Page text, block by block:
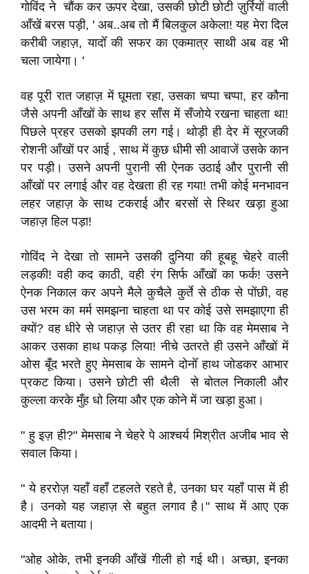
गोविंद ने चौंक कर ऊपर देखा, उसकी छोटी छोटी ज़ुर्रियों वाली
आँखें बरस पड़ी, ' अब..अब तो मैं बिलकुल अकेला! यह मेरा दिल
करीबी जहाज़, यादोँ की सफर का एकमात्र साथी अब वह भी
चला जायेगा। '
वह पूरी रात जहाज़ में घूमता रहा, उसका चप्पा चप्पा, हर कौना
जैसे अपनी आँखों के साथ हर साँस में सँजोये रखना चाहता था!
पिछले प्रहर उसको झपकी लग गई। थोड़ी ही देर में सूरजकी
रोशनी आँखों पर आई , साथ में कुछ धीमी सी आवाजें उसके कान
पर पड़ी। उसने अपनी पुरानी सी ऐनक उठाई और पुरानी सी
आँखों पर लगाई और वह देखता ही रह गया! तभी कोई मनभावन
लहर जहाज़ के साथ टकराई और बरसों से स्थिर खड़ा हुआ
जहाज़ हिल पड़ा!
गोविंद ने देखा तो सामने उसकी दुनिया की हूबहू चेहरे वाली
लड़की! वही कद काठी, वही रंग सिर्फ आँखों का फर्क! उसने
ऐनक निकाल कर अपने मैले कुचैले कुर्ते से ठीक से पोंछी, वह
उस भरम का मर्म समझना चाहता था पर कोई उसे समझाएगा ही
क्यों? वह धीरे से जहाज़ से उतर ही रहा था कि वह मेमसाब ने
आकर उसका हाथ पकड़ लिया! नीचे उतरते ही उसने आँखों में
ओस बूँद भरते हुए मेमसाब के सामने दोनोँ हाथ जोडकर आभार
प्रकट किया। उसने छोटी सी थैली से बोतल निकाली और
कुल्ला करके मुँह धो लिया और एक कोने में जा खड़ा हुआ।
" हु इज़ ही?" मेमसाब ने चेहरे पे आश्चर्य मिश्रीत अजीब भाव से
सवाल किया।
" ये हररोज़ यहाँ वहाँ टहलते रहते है, उनका घर यहाँ पास में ही
है। उनको यह जहाज़ से बहुत लगाव है।" साथ में आए एक
आदमी ने बताया।
"ओह ओके, तभी इनकी आँखें गीली हो गई थी। अच्छा, इनका